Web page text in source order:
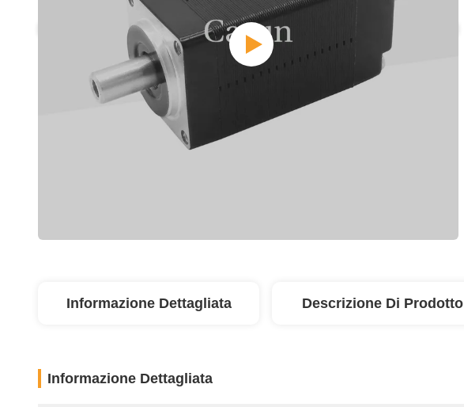
Informazione Dettagliata Descrizione Di Prodotto
Informazione Dettagliata